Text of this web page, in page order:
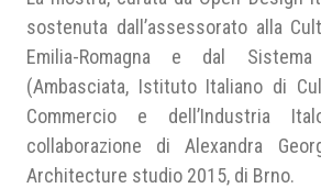
sostenuta dall’assessorato alla
Emilia-Romagna e dal
(Ambasciata, Istituto Italiano di
Commercio e dell’Industria
collaborazione di Alexandra
Architecture studio 2015, di Brno.